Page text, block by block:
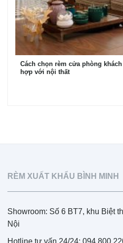
Cách chọn rèm cửa phòng
hợp với nội thất
RÈM XUẤT KHẨU BÌNH MINH
Showroom: Số 6 BT7, khu Biệt
Nội
Hotline tư vấn 24/24: 094 800